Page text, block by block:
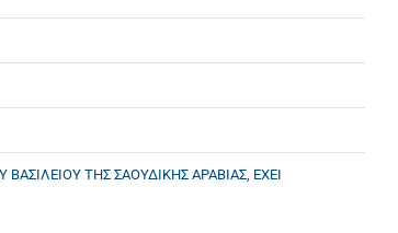
ΤΗΣ ΣΑΟΥΔΙΚΗΣ ΑΡΑΒΙΑΣ, ΕΧΕΙ